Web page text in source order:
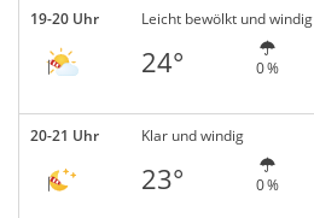
19-20 Uhr Leicht bewölkt und windig
24° 0 %
20-21 Uhr Klar und windig
23° 0 %